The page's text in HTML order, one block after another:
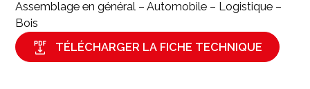
Assemblage en général – Automobile – Logistique –
Bois
TÉLÉCHARGER LA FICHE TECHNIQUE